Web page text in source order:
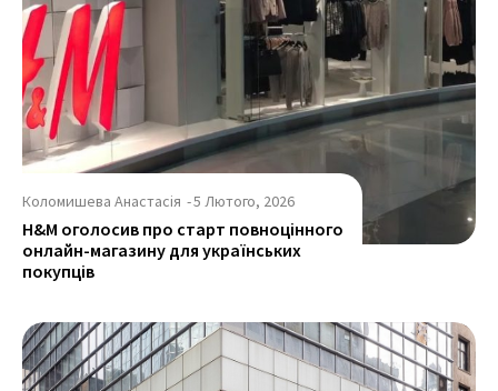
Коломишева Анастасія -5 Лютого, 2026
H&M оголосив про старт повноцінного
онлайн-магазину для українських
покупців